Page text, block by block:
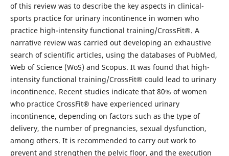
of this review was to describe the key aspects in clinical-
sports practice for urinary incontinence in women who
practice high-intensity functional training/CrossFit®. A
narrative review was carried out developing an exhaustive
search of scientific articles, using the databases of PubMed,
Web of Science (WoS) and Scopus. It was found that high-
intensity functional training/CrossFit® could lead to urinary
incontinence. Recent studies indicate that 80% of women
who practice CrossFit® have experienced urinary
incontinence, depending on factors such as the type of
delivery, the number of pregnancies, sexual dysfunction,
among others. It is recommended to carry out work to
prevent and strengthen the pelvic floor, and the execution